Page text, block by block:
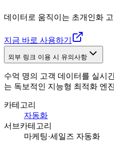
데이터로 움직이는 초개인화
지금 바로 사용하기
외부 링크 이용 시 유의사항
수억 명의 고객 데이터를 실시
는 독보적인 지능형 최적화 엔
카테고리
자동화
서브카테고리
마케팅·세일즈 자동화